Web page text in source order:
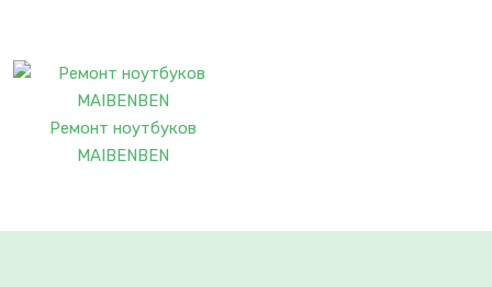
Ремонт ноутбуков
MAIBENBEN